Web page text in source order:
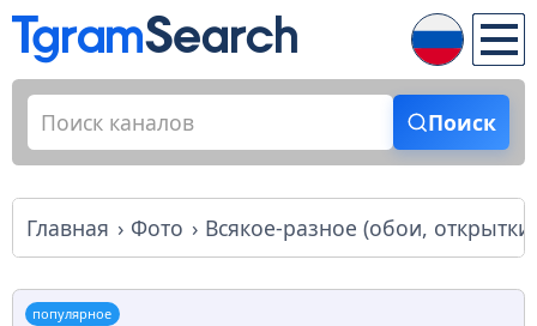
Поиск
Главная Фото Всякое-разное (обои, открытки)
популярное